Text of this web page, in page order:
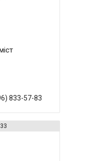
833-57-83